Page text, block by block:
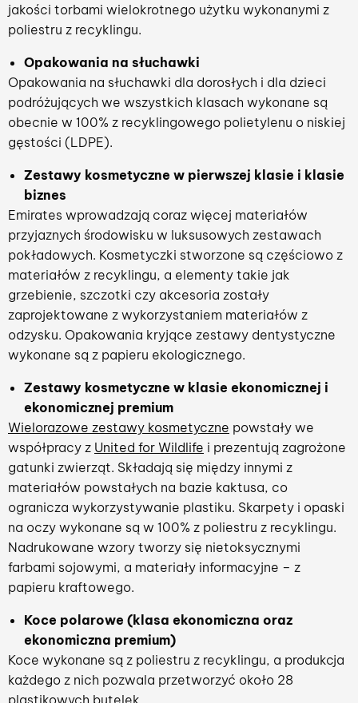
jakości torbami wielokrotnego użytku wykonanymi z
poliestru z recyklingu.
Opakowania na słuchawki
Opakowania na słuchawki dla dorosłych i dla dzieci
podróżujących we wszystkich klasach wykonane są
obecnie w 100% z recyklingowego polietylenu o niskiej
gęstości (LDPE).
Zestawy kosmetyczne w pierwszej klasie i klasie
biznes
Emirates wprowadzają coraz więcej materiałów
przyjaznych środowisku w luksusowych zestawach
pokładowych. Kosmetyczki stworzone są częściowo z
materiałów z recyklingu, a elementy takie jak
grzebienie, szczotki czy akcesoria zostały
zaprojektowane z wykorzystaniem materiałów z
odzysku. Opakowania kryjące zestawy dentystyczne
wykonane są z papieru ekologicznego.
Zestawy kosmetyczne w klasie ekonomicznej i
ekonomicznej premium
Wielorazowe zestawy kosmetyczne powstały we
współpracy z United for Wildlife i prezentują zagrożone
gatunki zwierząt. Składają się między innymi z
materiałów powstałych na bazie kaktusa, co
ogranicza wykorzystywanie plastiku. Skarpety i opaski
na oczy wykonane są w 100% z poliestru z recyklingu.
Nadrukowane wzory tworzy się nietoksycznymi
farbami sojowymi, a materiały informacyjne – z
papieru kraftowego.
Koce polarowe (klasa ekonomiczna oraz
ekonomiczna premium)
Koce wykonane są z poliestru z recyklingu, a produkcja
każdego z nich pozwala przetworzyć około 28
plastikowych butelek.